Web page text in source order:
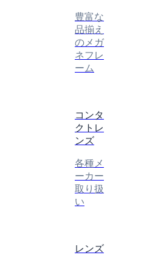
豊富な
品揃え
のメガ
ネフレ
ーム
コンタ
クトレ
ンズ
各種メ
ーカー
取り扱
い
レンズ